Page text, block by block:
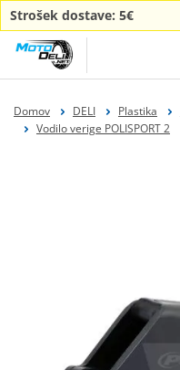
Strošek dostave: 5€
Domov DELI Plastika
Vodilo verige POLISPORT 2